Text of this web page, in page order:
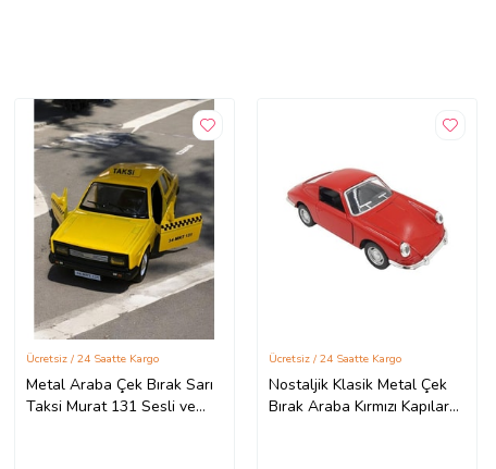
Metal Araba Çek Bırak Sarı
Taksi Murat 131 Sesli ve
Ücretsiz / 24 Saatte Kargo
Nostaljik Klasik Metal Çek
Bırak Araba Kırmızı Kapılar
Ücretsiz / 24 Saatte Kargo